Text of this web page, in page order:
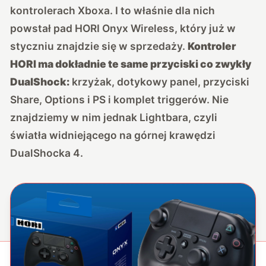
kontrolerach Xboxa. I to właśnie dla nich
powstał pad HORI Onyx Wireless, który już w
styczniu znajdzie się w sprzedaży.Kontroler
HORI ma dokładnie te same przyciski co zwykły
DualShock: krzyżak, dotykowy panel, przyciski
Share, Options i PS i komplet triggerów. Nie
znajdziemy w nim jednak Lightbara, czyli
światła widniejącego na górnej krawędzi
DualShocka 4.